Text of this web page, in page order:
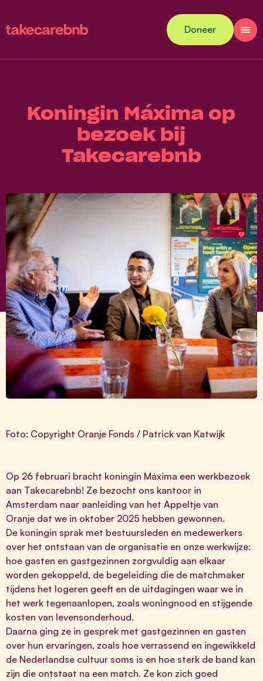
Doneer
Koningin Máxima op
bezoek bij
Takecarebnb
Foto: Copyright Oranje Fonds / Patrick van Katwijk
Op 26 februari bracht koningin Máxima een werkbezoek
aan Takecarebnb! Ze bezocht ons kantoor in
Amsterdam naar aanleiding van het Appeltje van
Oranje dat we in oktober 2025 hebben gewonnen.
De koningin sprak met bestuursleden en medewerkers
over het ontstaan van de organisatie en onze werkwijze:
hoe gasten en gastgezinnen zorgvuldig aan elkaar
worden gekoppeld, de begeleiding die de matchmaker
tijdens het logeren geeft en de uitdagingen waar we in
het werk tegenaanlopen, zoals woningnood en stijgende
kosten van levensonderhoud.
Daarna ging ze in gesprek met gastgezinnen en gasten
over hun ervaringen, zoals hoe verrassend en ingewikkeld
de Nederlandse cultuur soms is en hoe sterk de band kan
zijn die ontstaat na een match. Ze kon zich goed